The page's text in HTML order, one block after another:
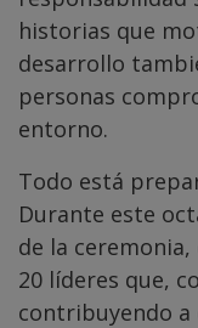
historias que
desarrollo
personas
entorno.
Todo está
Durante este
de la
20 líderes que,
contribuyendo